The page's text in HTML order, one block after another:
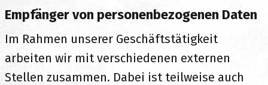
Empfänger von personenbezogenen Daten
Im Rahmen unserer Geschäftstätigkeit
arbeiten wir mit verschiedenen externen
Stellen zusammen. Dabei ist teilweise auch